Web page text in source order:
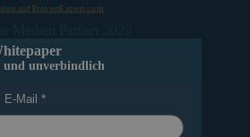
auf ProvenExpert.com
und unverbindlich
E-Mail